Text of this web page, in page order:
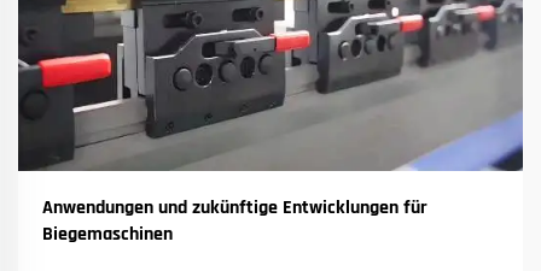
Anwendungen und zukünftige Entwicklungen für
Biegemaschinen